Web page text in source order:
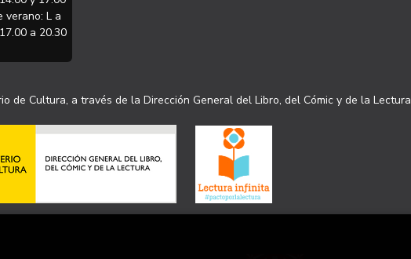
verano: L a
a 20.30
de Cultura, a través de la Dirección General del Libro, del Cómic y de la Lectura